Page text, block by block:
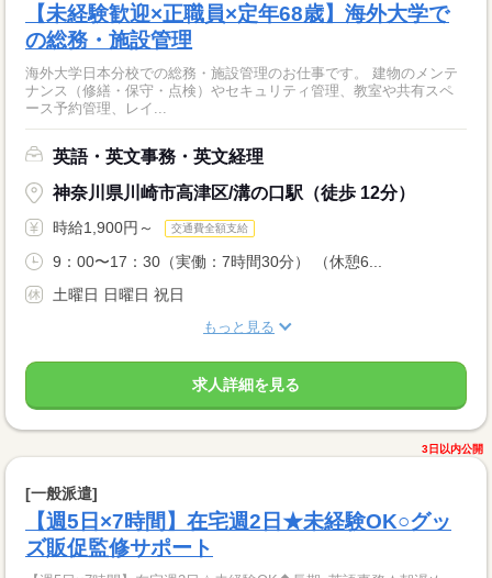
【未経験歓迎×正職員×定年68歳】海外大学で
の総務・施設管理
海外大学日本分校での総務・施設管理のお仕事です。 建物のメンテ
ナンス（修繕・保守・点検）やセキュリティ管理、教室や共有スペ
ース予約管理、レイ...
英語・英文事務・英文経理
神奈川県川崎市高津区/溝の口駅（徒歩 12分）
時給1,900円～ 交通費全額支給
9：00〜17：30（実働：7時間30分） （休憩6...
土曜日 日曜日 祝日
もっと見る
求人詳細を見る
3日以内公開
[一般派遣]
【週5日×7時間】在宅週2日★未経験OK○グッ
ズ販促監修サポート